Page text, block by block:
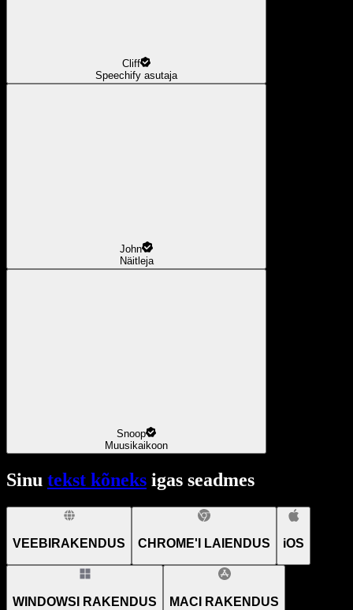
Cliff
Speechify asutaja
John
Näitleja
Snoop
Muusikaikoon
Sinu tekst kõneks igas seadmes
VEEBIRAKENDUS CHROME'I LAIENDUS iOS
WINDOWSI RAKENDUS MACI RAKENDUS